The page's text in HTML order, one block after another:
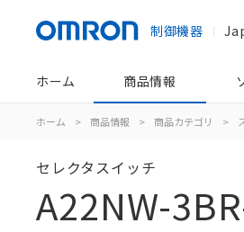
制御機器
ホーム 商品情報
ホーム > 商品情報 > 商品カテゴリ >
セレクタスイッチ
A22NW-